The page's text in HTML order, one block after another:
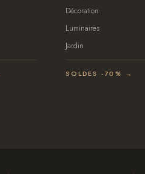
Décoration
Luminaires
Jardin
SOLDES -70% →